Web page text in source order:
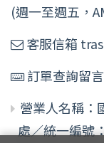
(週一至週五，
客服信箱
訂單查詢留言
營業人名稱：
處／統一編號